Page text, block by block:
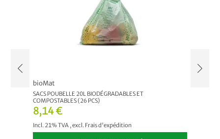
8,14 €
Incl. 21% TVA ,excl. Frais d'expédition
bioMat
SACS POUBELLE 20L BIODÉGRADABLES ET
COMPOSTABLES (26 PCS)